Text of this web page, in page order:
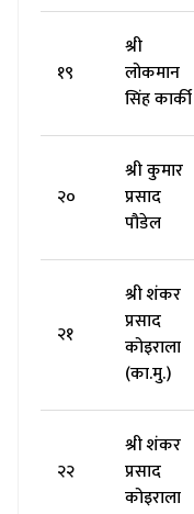
१९
श्री
लोकमान
सिंह कार्की
२०
श्री कुमार
प्रसाद
पौडेल
२१
श्री शंकर
प्रसाद
कोइराला
(का.मु.)
२२
श्री शंकर
प्रसाद
कोइराला